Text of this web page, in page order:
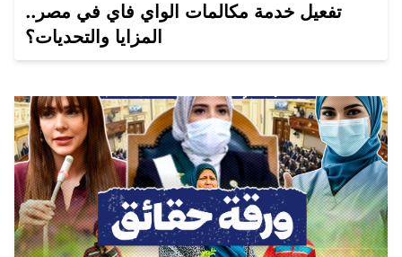
تفعيل خدمة مكالمات الواي فاي في مصر..
المزايا والتحديات؟